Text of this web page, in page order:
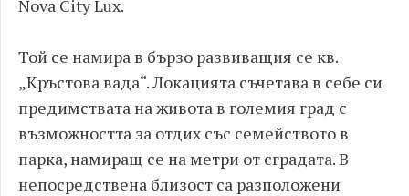
Nova City Lux.
Той се намира в бързо развиващия се кв.
„Кръстова вада“. Локацията съчетава в себе си
предимствата на живота в големия град с
възможността за отдих със семейството в
парка, намиращ се на метри от сградата. В
непосредствена близост са разположени